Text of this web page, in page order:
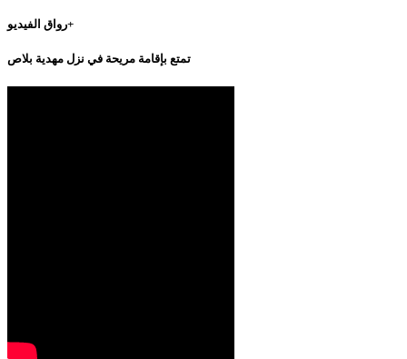
رواق الفيديو+
تمتع بإقامة مريحة في نزل مهدية بلاص